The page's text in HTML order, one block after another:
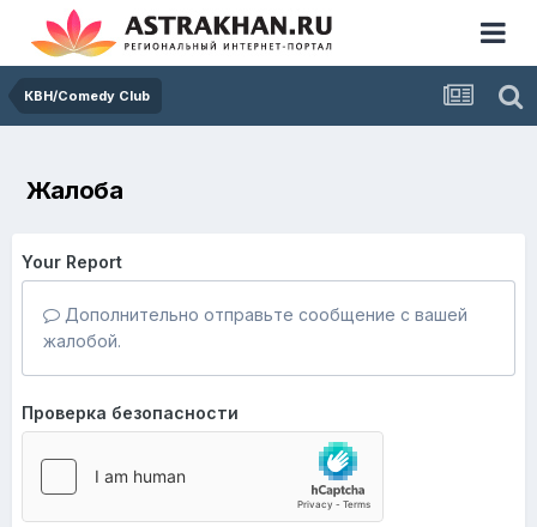
КВН/Comedy Club
Жалоба
Your Report
Дополнительно отправьте сообщение с вашей
жалобой.
Проверка безопасности